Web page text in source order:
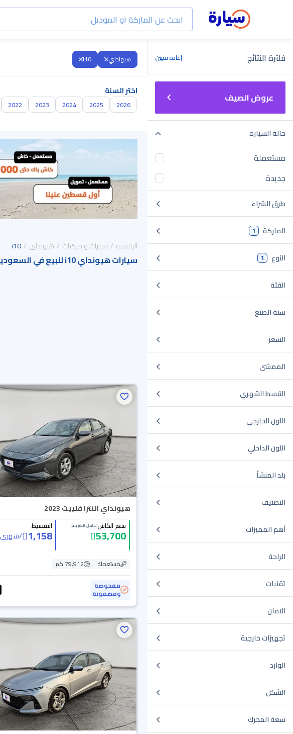
فلترة النتائج إعادة تعيين
عروض الصيف
حالة السيارة
مستعملة
جديدة
طرق الشراء
الماركة 1
النوع 1
الفئة
سنة الصنع
السعر
الممشى
القسط الشهري
اللون الخارجي
اللون الداخلي
بلد المنشأ
التصنيف
أهم المميزات
الراحة
تقنيات
الامان
تجهيزات خارجية
الوارد
الشكل
سعة المحرك
هيونداي i10
اختر السنة
2026
2025
2024
2023
2022
الرئيسية سيارات و مركبات هيونداي i10
سيارات هيونداي i10 للبيع في السعودية
هيونداي النترا فلييت 2023
سعر الكاش(شامل الضريبة)
53,700
التقسيط
1,158
/شهري
مستعملة
79,912 كم
مفحوصة
ومضمونة